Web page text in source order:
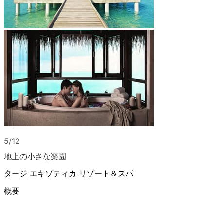
5/12
地上の小さな楽園
タージ エキゾティカ リゾート＆スパ
概要